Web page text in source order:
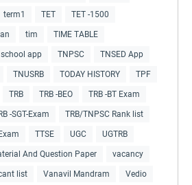
term1 TET TET -1500
tim TIME TABLE
app TNPSC TNSED App
TNUSRB TODAY HISTORY TPF
TRB TRB -BEO TRB -BT Exam
-SGT-Exam TRB/TNPSC Rank list
TTSE UGC UGTRB
And Question Paper vacancy
list Vanavil Mandram Vedio